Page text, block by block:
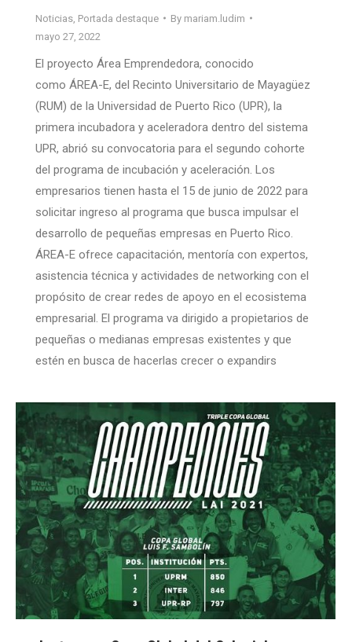
Noticias Portada destaque By mariam.ludim
mayo 27, 2022
El proyecto Área Emprendedora, conocido
como ÁREA-E, del Recinto Universitario de Mayagüez
(RUM) de la Universidad de Puerto Rico (UPR), la
primera incubadora y aceleradora dentro del sistema
UPR, abrió su convocatoria para el segundo cohorte
del programa de incubación y aceleración. Los
empresarios tienen hasta el 15 de junio de 2022 para
solicitar ingreso al programa que busca impulsar el
desarrollo de pequeñas empresas en Puerto Rico.
ÁREA-E ofrece capacitación, mentoría con expertos,
asistencia técnica y actividades de networking con el
propósito de crear redes de apoyo en el ecosistema
empresarial. El programa va dirigido a propietarios de
pequeñas o medianas empresas existentes y que
estén en busca de hacerlas crecer o expandirs